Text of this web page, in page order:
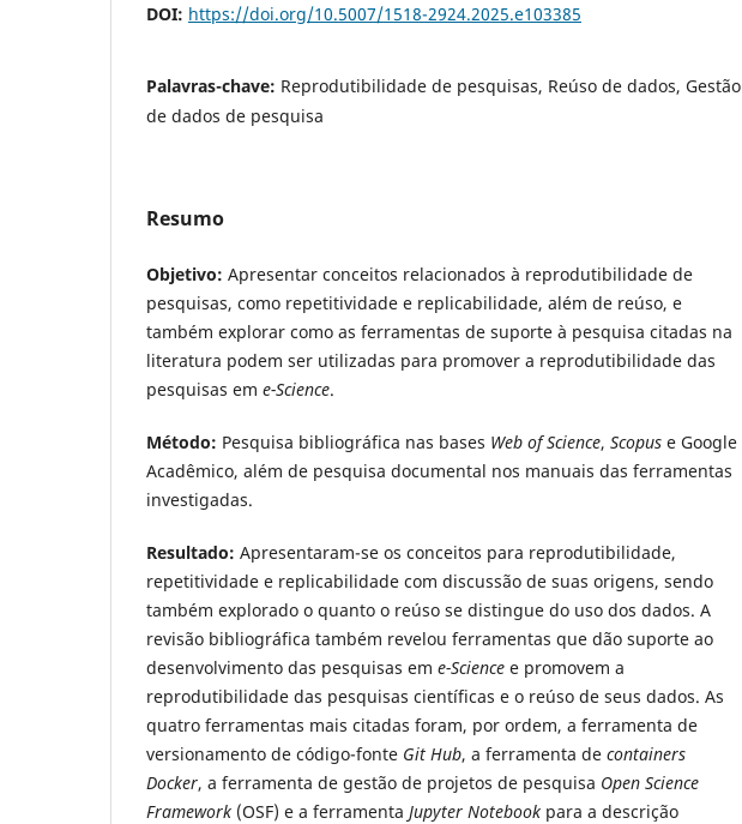
DOI: https://doi.org/10.5007/1518-2924.2025.e103385
Palavras-chave: Reprodutibilidade de pesquisas, Reúso de dados, Gestão
de dados de pesquisa
Resumo
Objetivo: Apresentar conceitos relacionados à reprodutibilidade de
pesquisas, como repetitividade e replicabilidade, além de reúso, e
também explorar como as ferramentas de suporte à pesquisa citadas na
literatura podem ser utilizadas para promover a reprodutibilidade das
pesquisas em e-Science.
Método: Pesquisa bibliográfica nas bases Web of Science, Scopus e Google
Acadêmico, além de pesquisa documental nos manuais das ferramentas
investigadas.
Resultado: Apresentaram-se os conceitos para reprodutibilidade,
repetitividade e replicabilidade com discussão de suas origens, sendo
também explorado o quanto o reúso se distingue do uso dos dados. A
revisão bibliográfica também revelou ferramentas que dão suporte ao
desenvolvimento das pesquisas em e-Science e promovem a
reprodutibilidade das pesquisas científicas e o reúso de seus dados. As
quatro ferramentas mais citadas foram, por ordem, a ferramenta de
versionamento de código-fonte Git Hub, a ferramenta de containers
Docker, a ferramenta de gestão de projetos de pesquisa Open Science
Framework (OSF) e a ferramenta Jupyter Notebook para a descrição